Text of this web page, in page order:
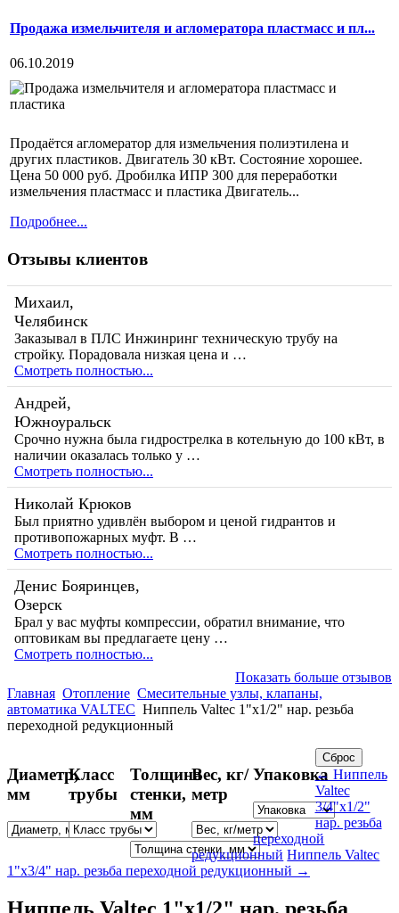
Продажа измельчителя и агломератора пластмасс и пл...
06.10.2019
Продаётся агломератор для измельчения полиэтилена и
других пластиков. Двигатель 30 кВт. Состояние хорошее.
Цена 50 000 руб. Дробилка ИПР 300 для переработки
измельчения пластмасс и пластика Двигатель...
Подробнее...
Отзывы клиентов
Михаил,
Челябинск
Заказывал в ПЛС Инжинринг техническую трубу на
стройку. Порадовала низкая цена и …
Смотреть полностью...
Андрей,
Южноуральск
Срочно нужна была гидрострелка в котельную до 100 кВт, в
наличии оказалась только у …
Смотреть полностью...
Николай Крюков
Был приятно удивлён выбором и ценой гидрантов и
противопожарных муфт. В …
Смотреть полностью...
Денис Бояринцев,
Озерск
Брал у вас муфты компрессии, обратил внимание, что
оптовикам вы предлагаете цену …
Смотреть полностью...
Показать больше отзывов
Главная Отопление Смесительные узлы, клапаны,
автоматика VALTEC Ниппель Valtec 1"х1/2" нар. резьба
переходной редукционный
Диаметр,
мм
Класс
трубы
Толщина
стенки,
мм
Вес, кг/
метр
Упаковка← Ниппель
Valtec
3/4"х1/2"
нар. резьба
переходной
редукционный Ниппель Valtec
1"х3/4" нар. резьба переходной редукционный →